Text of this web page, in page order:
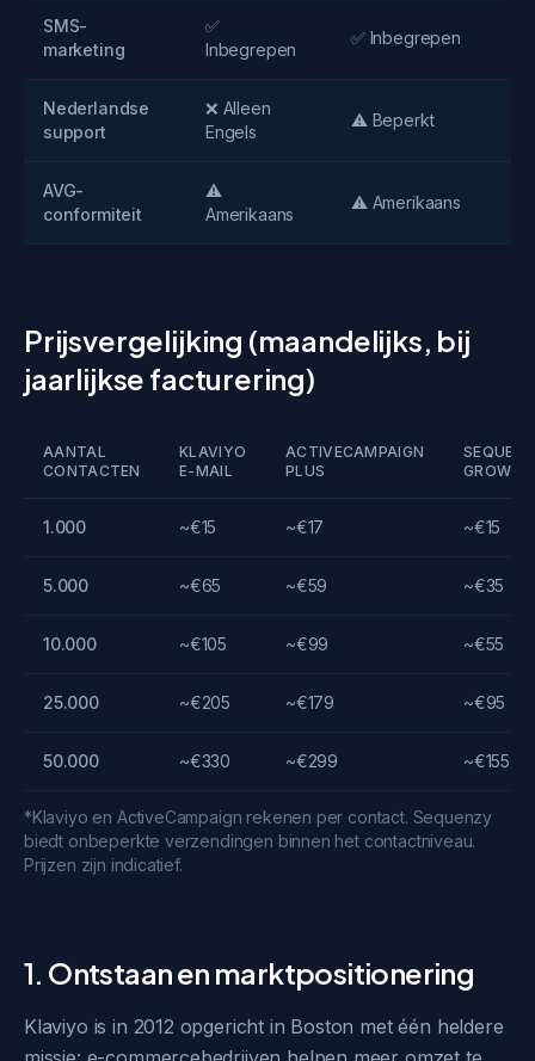
SMS-
marketing
✅
Inbegrepen
✅ Inbegrepen
Nederlandse
support
❌ Alleen
Engels
⚠️ Beperkt
AVG-
conformiteit
⚠️
Amerikaans
⚠️ Amerikaans
Prijsvergelijking (maandelijks, bij
jaarlijkse facturering)
AANTAL
CONTACTEN
KLAVIYO
E-MAIL
ACTIVECAMPAIGN
PLUS
GROWTH
1.000 ~€15 ~€17 ~€15
5.000 ~€65 ~€59 ~€35
10.000 ~€105 ~€99 ~€55
25.000 ~€205 ~€179 ~€95
50.000 ~€330 ~€299 ~€155
*Klaviyo en ActiveCampaign rekenen per contact. Sequenzy
biedt onbeperkte verzendingen binnen het contactniveau.
Prijzen zijn indicatief.
1. Ontstaan en marktpositionering
Klaviyo is in 2012 opgericht in Boston met één heldere